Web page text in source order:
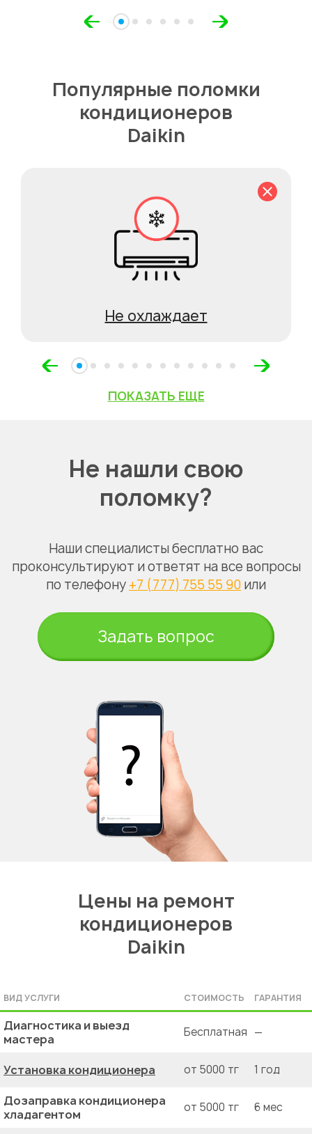
Популярные поломки
кондиционеров
Daikin
Не охлаждает
ПОКАЗАТЬ ЕЩЕ
Не нашли свою
поломку?
Наши специалисты бесплатно вас
проконсультируют и ответят на все вопросы
по телефону +7 (777) 755 55 90 или
Задать вопрос
Цены на ремонт
кондиционеров
Daikin
ВИД УСЛУГИ СТОИМОСТЬ ГАРАНТИЯ
Диагностика и выезд
мастера
Бесплатная —
Установка кондиционера от 5000 тг 1 год
Дозаправка кондиционера
хладагентом
от 5000 тг 6 мес